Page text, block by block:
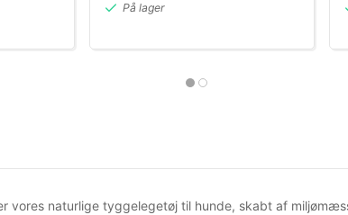
På lager
vores naturlige tyggelegetøj til hunde, skabt af